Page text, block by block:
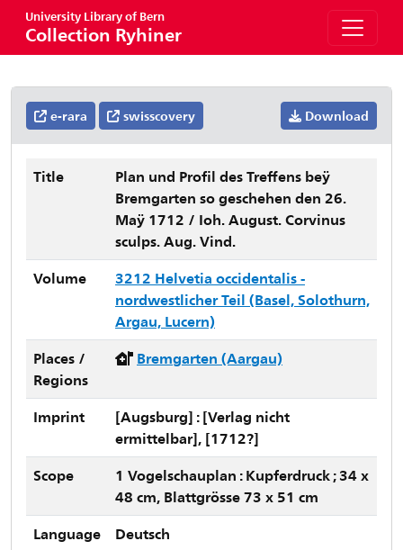
University Library of Bern
Collection Ryhiner
e-rara swisscovery Download
Title
Plan und Profil des Treffens beÿ
Bremgarten so geschehen den 26.
Maÿ 1712 / Ioh. August. Corvinus
sculps. Aug. Vind.
Volume
3212 Helvetia occidentalis -
nordwestlicher Teil (Basel, Solothurn,
Argau, Lucern)
Places /
Regions
Bremgarten (Aargau)
Imprint
[Augsburg] : [Verlag nicht
ermittelbar], [1712?]
Scope
1 Vogelschauplan : Kupferdruck ; 34 x
48 cm, Blattgrösse 73 x 51 cm
Language
Deutsch